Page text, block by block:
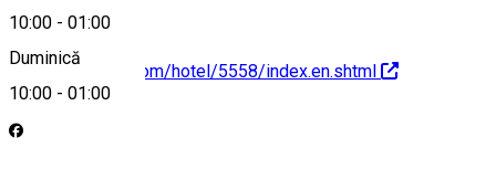
10:00 - 01:00
Duminică
10:00 - 01:00
https://all.accor.com/hotel/5558/index.en.shtml